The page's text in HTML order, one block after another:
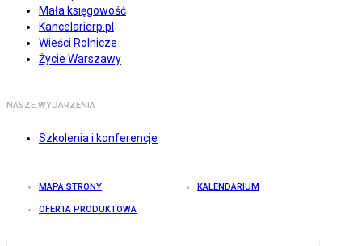
Mała księgowość
Kancelarierp.pl
Wieści Rolnicze
Życie Warszawy
NASZE WYDARZENIA
Szkolenia i konferencje
MAPA STRONY KALENDARIUM
OFERTA PRODUKTOWA